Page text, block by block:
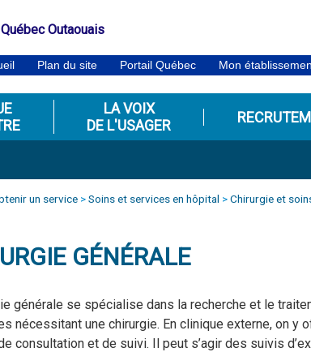
Outaouais
Plan du site Portail Québec Mon
LA VOIX
DE L'USAGER
un service >Soins et services en hôpital >Chirurgie et
GÉNÉRALE
générale se spécialise dans la recherche et le
nécessitant une chirurgie. En clinique externe, on y
consultation et de suivi. Il peut s’agir des suivis